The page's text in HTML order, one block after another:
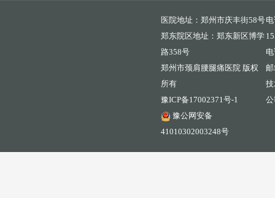
医院地址：郑州市庆丰街58号
郑东院区地址：郑东新区博学
路358号
郑州市颈肩腰腿痛医院 版权
所有
豫ICP备17002371号-1
豫公网安备
41010302003248号